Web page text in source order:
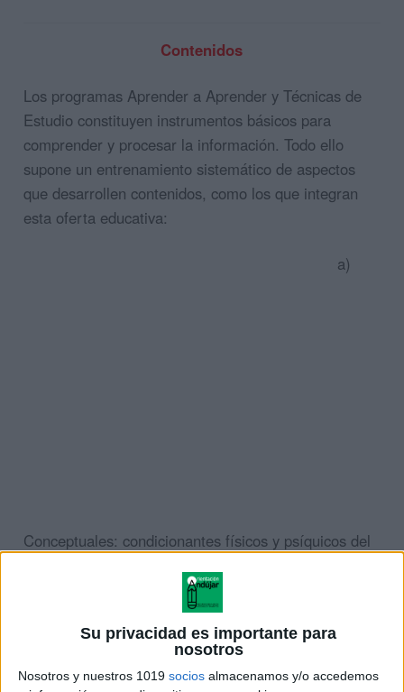
Su privacidad es importante para
nosotros
Nosotros y nuestros 1019 socios almacenamos y/o accedemos
Contenidos
Los programas Aprender a Aprender y Técnicas de
Estudio constituyen instrumentos básicos para
comprender y procesar la información. Todo ello
supone un entrenamiento sistemático de aspectos
que desarrollen contenidos, como los que integran
esta oferta educativa:
a)
Conceptuales: condicionantes físicos y psíquicos del
(subrayado. esquema, resumen y mapa conceptual).
b) Procedimentales: organización y planificación las
tareas, con horarios de estudio coherentes,
racionales y eficaces; la comprensión, y la exactitud